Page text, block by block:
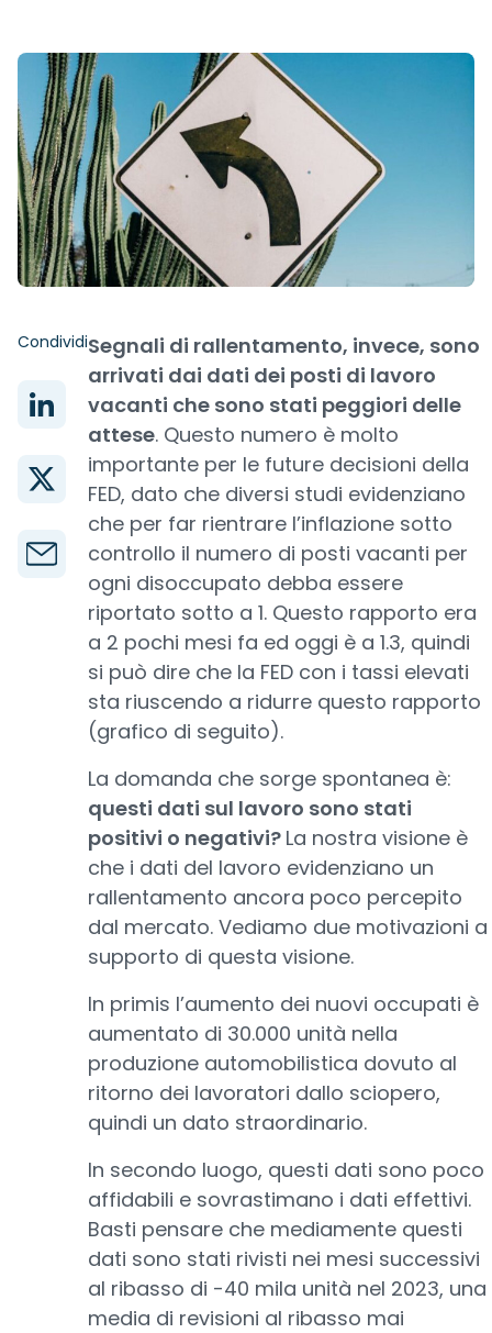
CondividiSegnali di rallentamento, invece, sono
arrivati dai dati dei posti di lavoro
vacanti che sono stati peggiori delle
attese. Questo numero è molto
importante per le future decisioni della
FED, dato che diversi studi evidenziano
che per far rientrare l’inflazione sotto
controllo il numero di posti vacanti per
ogni disoccupato debba essere
riportato sotto a 1. Questo rapporto era
a 2 pochi mesi fa ed oggi è a 1.3, quindi
si può dire che la FED con i tassi elevati
sta riuscendo a ridurre questo rapporto
(grafico di seguito).
La domanda che sorge spontanea è:
questi dati sul lavoro sono stati
positivi o negativi? La nostra visione è
che i dati del lavoro evidenziano un
rallentamento ancora poco percepito
dal mercato. Vediamo due motivazioni a
supporto di questa visione.
In primis l’aumento dei nuovi occupati è
aumentato di 30.000 unità nella
produzione automobilistica dovuto al
ritorno dei lavoratori dallo sciopero,
quindi un dato straordinario.
In secondo luogo, questi dati sono poco
affidabili e sovrastimano i dati effettivi.
Basti pensare che mediamente questi
dati sono stati rivisti nei mesi successivi
al ribasso di -40 mila unità nel 2023, una
media di revisioni al ribasso mai